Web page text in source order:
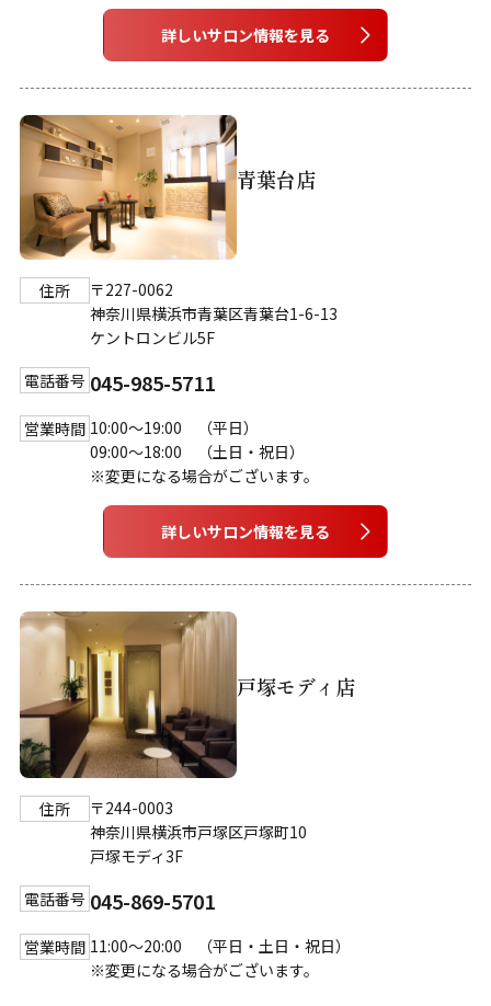
詳しいサロン情報を見る
青葉台店
住所
〒227-0062
神奈川県横浜市青葉区青葉台1-6-13
ケントロンビル5F
電話番号 045-985-5711
営業時間 10:00～19:00 （平日）
09:00～18:00 （土日・祝日）
※変更になる場合がございます。
詳しいサロン情報を見る
戸塚モディ店
住所
〒244-0003
神奈川県横浜市戸塚区戸塚町10
戸塚モディ3F
電話番号 045-869-5701
営業時間 11:00～20:00 （平日・土日・祝日）
※変更になる場合がございます。